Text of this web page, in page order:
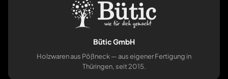
Bütic GmbH
Holzwaren aus Pößneck — aus eigener Fertigung in
Thüringen, seit 2015.